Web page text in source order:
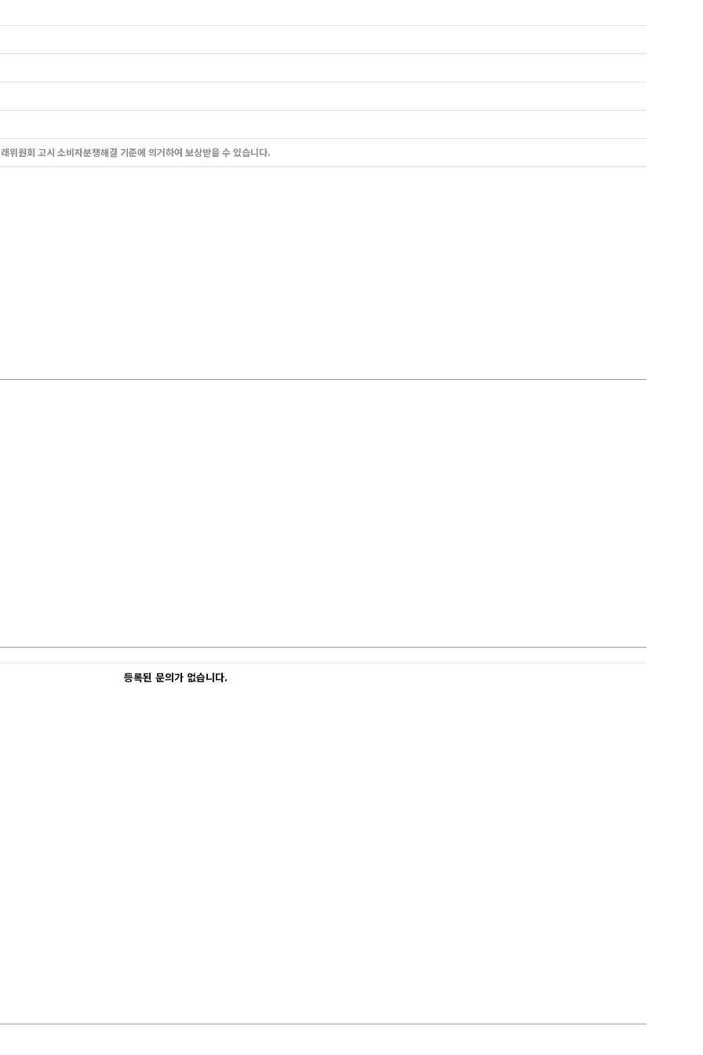
위원회 고시 소비자분쟁해결 기준에 의거하여 보상받을 수 있습니다.
등록된 문의가 없습니다.